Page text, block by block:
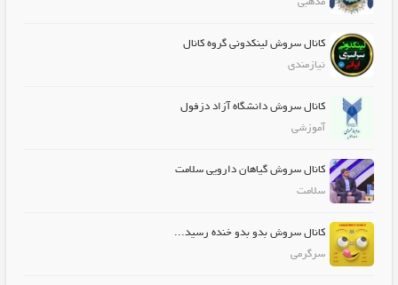
کانال سروش لینکدونی گروه کانال
نیازمندی
کانال سروش دانشگاه آزاد دزفول
آموزشی
کانال سروش گیاهان دارویی سلامت
سلامت
کانال سروش بدو بدو خنده رسید...
سرگرمی